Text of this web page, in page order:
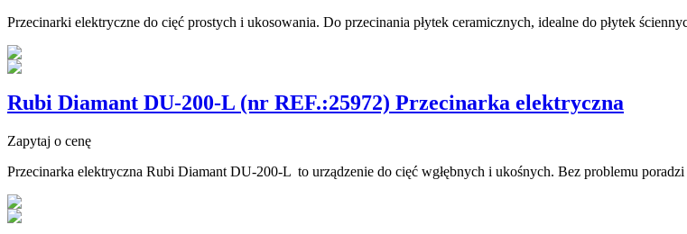
Przecinarki elektryczne do cięć prostych i ukosowania. Do przecinania płytek ceramicznych, idealne do płytek
Rubi Diamant DU-200-L (nr REF.:25972) Przecinarka elektryczna
Zapytaj o cenę
Przecinarka elektryczna Rubi Diamant DU-200-L to urządzenie do cięć wgłębnych i ukośnych. Bez problemu poradzi